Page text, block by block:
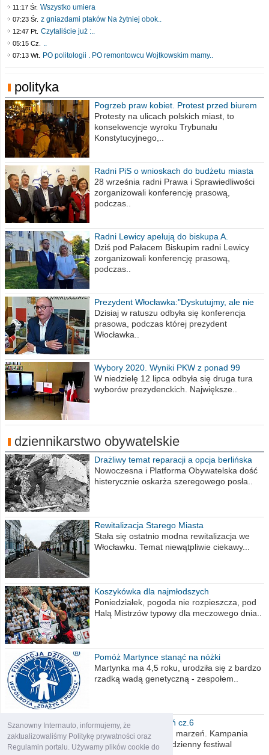
Szanowny Internauto, informujemy, że
zaktualizowaliśmy Politykę prywatności oraz
Regulamin portalu. Używamy plików cookie do
11:17 Śr. Wszystko umiera
07:23 Śr. z gniazdami ptaków Na żytniej obok..
12:47 Pt. Czytaliście już :..
05:15 Cz. ..
07:13 Wt. PO politologii . PO remontowcu Wojtkowskim mamy..
polityka
Pogrzeb praw kobiet. Protest przed biurem
poselskim PiS
Protesty na ulicach polskich miast, to
konsekwencje wyroku Trybunału
Konstytucyjnego,..
Radni PiS o wnioskach do budżetu miasta
na 2021 rok
28 września radni Prawa i Sprawiedliwości
zorganizowali konferencję prasową,
podczas..
Radni Lewicy apelują do biskupa A.
Wiesława Meringa
Dziś pod Pałacem Biskupim radni Lewicy
zorganizowali konferencję prasową,
podczas..
Prezydent Włocławka:"Dyskutujmy, ale nie
obrażajmy się”
Dzisiaj w ratuszu odbyła się konferencja
prasowa, podczas której prezydent
Włocławka..
Wybory 2020. Wyniki PKW z ponad 99
procent obwodów
W niedzielę 12 lipca odbyła się druga tura
wyborów prezydenckich. Największe..
dziennikarstwo obywatelskie
Drażliwy temat reparacji a opcja berlińska
Nowoczesna i Platforma Obywatelska dość
histerycznie oskarża szeregowego posła..
Rewitalizacja Starego Miasta
Stała się ostatnio modna rewitalizacja we
Włocławku. Temat niewątpliwie ciekawy...
Koszykówka dla najmłodszych
Poniedziałek, pogoda nie rozpieszcza, pod
Halą Mistrzów typowy dla meczowego dnia..
Pomóż Martynce stanąć na nóżki
Martynka ma 4,5 roku, urodziła się z bardzo
rzadką wadą genetyczną - zespołem..
Polska moich marzeń cz.6
Nadszedł kres moich marzeń. Kampania
wyborcza czyli niecodzienny festiwal